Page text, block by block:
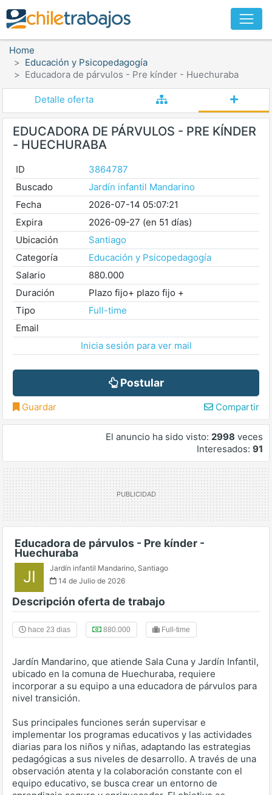
Home
Educación y Psicopedagogía
Educadora de párvulos - Pre kínder - Huechuraba
Detalle oferta
EDUCADORA DE PÁRVULOS - PRE KÍNDER
- HUECHURABA
ID
3864787
Buscado
Jardín infantil Mandarino
Fecha
2026-07-14 05:07:21
Expira
2026-09-27 (en 51 días)
Ubicación
Santiago
Categoría
Educación y Psicopedagogía
Salario
880.000
Duración
Plazo fijo+ plazo fijo +
Tipo
Full-time
Email
Inicia sesión para ver mail
Postular
Guardar Compartir
El anuncio ha sido visto: 2998 veces
Interesados: 91
Educadora de párvulos - Pre kínder -
Huechuraba
JI Jardín infantil Mandarino, Santiago
14 de Julio de 2026
Descripción oferta de trabajo
hace 23 dias 880.000 Full-time
Jardín Mandarino, que atiende Sala Cuna y Jardín Infantil,
ubicado en la comuna de Huechuraba, requiere
incorporar a su equipo a una educadora de párvulos para
nivel transición.
Sus principales funciones serán supervisar e
implementar los programas educativos y las actividades
diarias para los niños y niñas, adaptando las estrategias
pedagógicas a sus niveles de desarrollo. A través de una
observación atenta y la colaboración constante con el
equipo educativo, se busca crear un entorno de